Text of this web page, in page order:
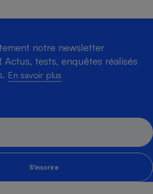
notre newsletter
Actus, tests, enquêtes réalisés
En savoir plus
S'inscrire